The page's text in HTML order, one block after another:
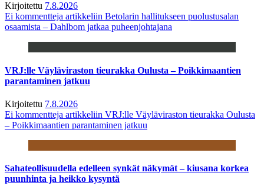
Kirjoitettu 7.8.2026
Ei kommentteja artikkeliin Betolarin hallitukseen puolustusalan
osaamista – Dahlbom jatkaa puheenjohtajana
VRJ:lle Väyläviraston tieurakka Oulusta – Poikkimaantien
parantaminen jatkuu
Kirjoitettu 7.8.2026
Ei kommentteja artikkeliin VRJ:lle Väyläviraston tieurakka Oulusta
– Poikkimaantien parantaminen jatkuu
Sahateollisuudella edelleen synkät näkymät – kiusana korkea
puunhinta ja heikko kysyntä